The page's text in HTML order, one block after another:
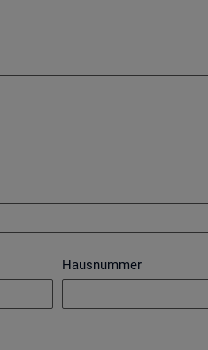
Hausnummer